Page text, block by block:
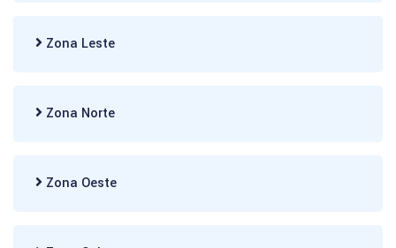
Zona Leste
Zona Norte
Zona Oeste